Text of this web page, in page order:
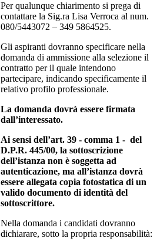
Per qualunque chiarimento si prega di
contattare la Sig.ra Lisa Verroca al num.
080/5443072 – 349 5864525.
Gli aspiranti dovranno specificare nella
domanda di ammissione alla selezione il
contratto per il quale intendono
partecipare, indicando specificamente il
relativo profilo professionale.
La domanda dovrà essere firmata
dall’interessato.
Ai sensi dell’art. 39 - comma 1 - del
D.P.R. 445/00, la sottoscrizione
dell’istanza non è soggetta ad
autenticazione, ma all’istanza dovrà
essere allegata copia fotostatica di un
valido documento di identità del
sottoscrittore.
Nella domanda i candidati dovranno
dichiarare, sotto la propria responsabilità: